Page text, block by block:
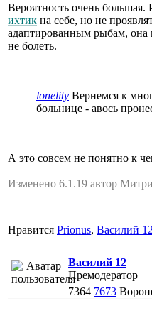
Вероятность очень
ихтик на себе, но не
адаптированным рыбам, она
не болеть.
lonelity Вернемся к
больнице - авось
А это совсем не понятно к
Изменено 6.1.19 автор
Нравится Prionus, Василий 12
Василий 12
Премодератор
7364 7673